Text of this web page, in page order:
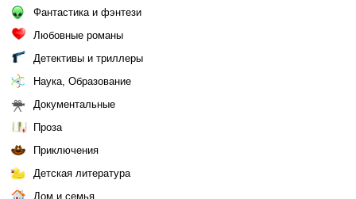
Фантастика и фэнтези
Любовные романы
Детективы и триллеры
Наука, Образование
Документальные
Проза
Приключения
Детская литература
Дом и семья